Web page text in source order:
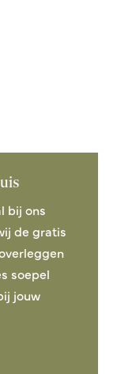
bij ons
de gratis
soepel
jouw